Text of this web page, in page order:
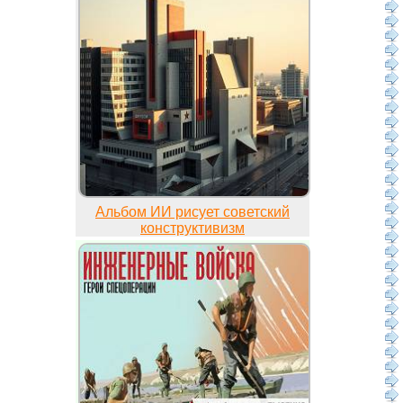
Альбом ИИ рисует советский
конструктивизм